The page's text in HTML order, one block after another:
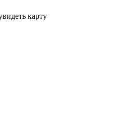
карту